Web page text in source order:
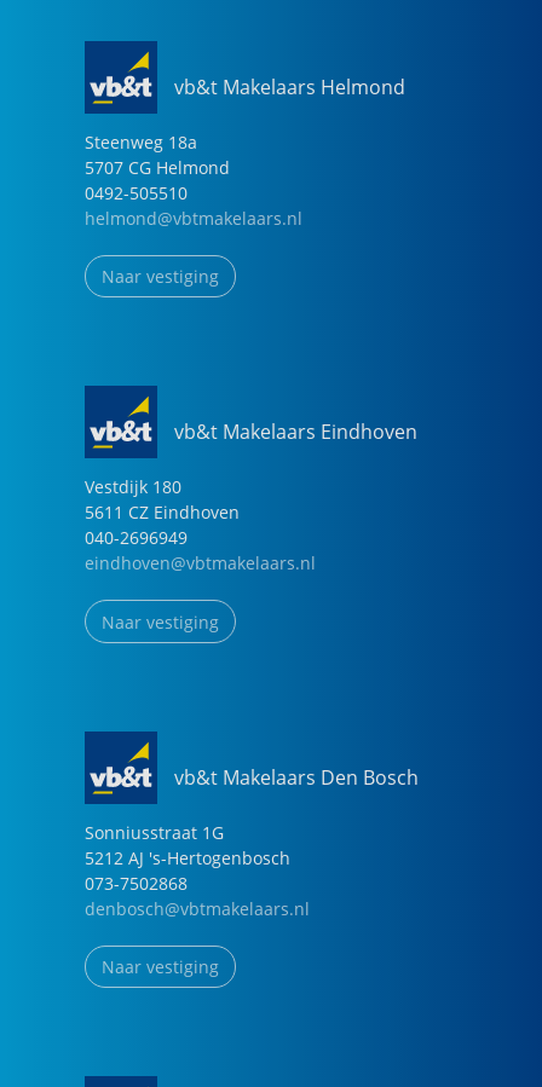
vb&t Makelaars Helmond
Steenweg 18a
5707 CG Helmond
0492-505510
helmond@vbtmakelaars.nl
Naar vestiging
vb&t Makelaars Eindhoven
Vestdijk 180
5611 CZ Eindhoven
040-2696949
eindhoven@vbtmakelaars.nl
Naar vestiging
vb&t Makelaars Den Bosch
Sonniusstraat 1G
5212 AJ 's-Hertogenbosch
073-7502868
denbosch@vbtmakelaars.nl
Naar vestiging